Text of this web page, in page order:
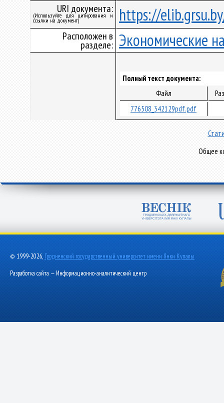
URI документа:
(Используйте для цитирования и
ссылки на документ) https://
Расположен в
разделе: Экономические
Полный текст документа:
Файл
776508_342129pdf.pdf
Общее
© 1999-2026, Гродненский государственный университет имени Янки Купалы
Разработка сайта — Информационно-аналитический центр